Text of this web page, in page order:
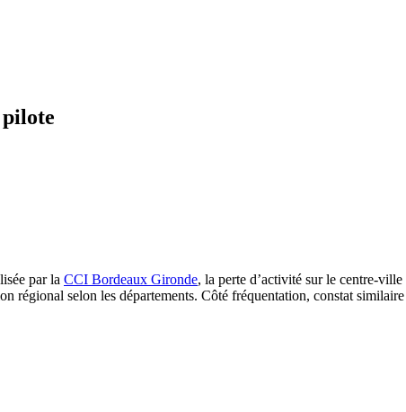
par la CCI Bordeaux Gironde, la perte d’activité sur le centre-
régional selon les départements. Côté fréquentation, constat